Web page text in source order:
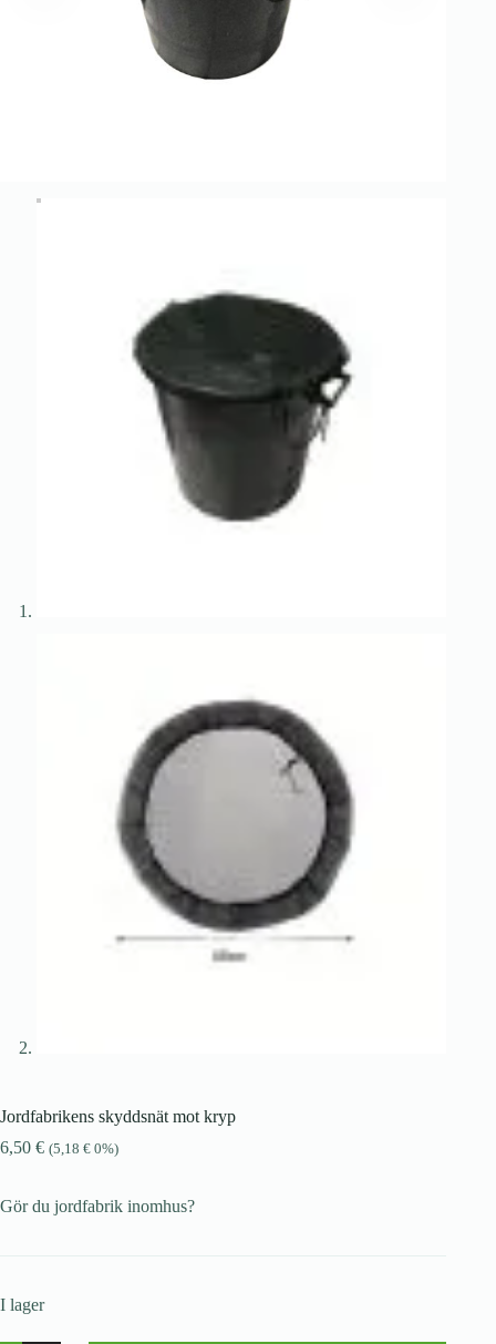
Jordfabrikens skyddsnät mot kryp
6,50 € (5,18 € 0%)
Gör du jordfabrik inomhus?
I lager